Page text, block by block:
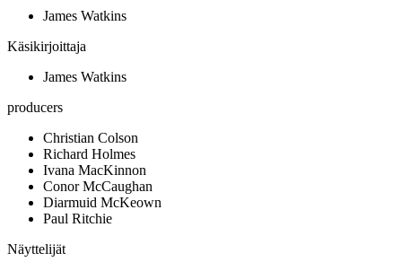
James Watkins
Käsikirjoittaja
James Watkins
producers
Christian Colson
Richard Holmes
Ivana MacKinnon
Conor McCaughan
Diarmuid McKeown
Paul Ritchie
Näyttelijät